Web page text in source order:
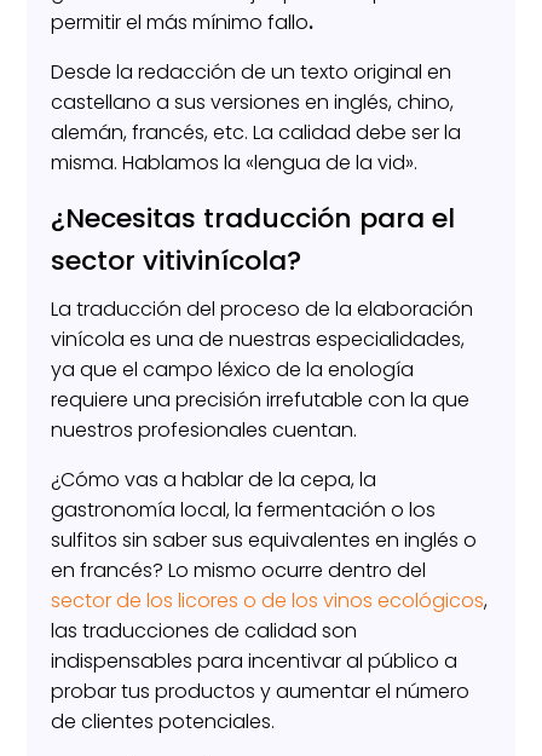
permitir el más mínimo fallo.
Desde la redacción de un texto original en
castellano a sus versiones en inglés, chino,
alemán, francés, etc. La calidad debe ser la
misma. Hablamos la «lengua de la vid».
¿Necesitas traducción para el
sector vitivinícola?
La traducción del proceso de la elaboración
vinícola es una de nuestras especialidades,
ya que el campo léxico de la enología
requiere una precisión irrefutable con la que
nuestros profesionales cuentan.
¿Cómo vas a hablar de la cepa, la
gastronomía local, la fermentación o los
sulfitos sin saber sus equivalentes en inglés o
en francés? Lo mismo ocurre dentro del
sector de los licores o de los vinos ecológicos,
las traducciones de calidad son
indispensables para incentivar al público a
probar tus productos y aumentar el número
de clientes potenciales.